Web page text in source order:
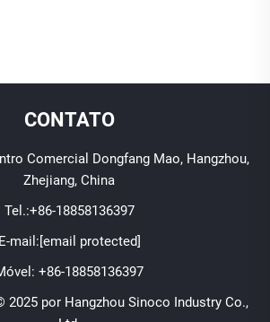
CONTATO
Comercial Dongfang Mao, Hangzhou,
Zhejiang, China
Tel.:+86-18858136397
E-mail:[email protected]
+86-18858136397
por Hangzhou Sinoco Industry Co.,